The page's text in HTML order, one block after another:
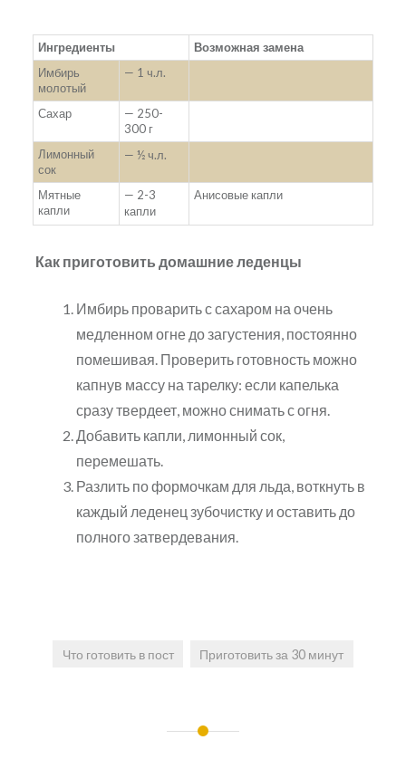
Ингредиенты
Возможная замена
Имбирь
молотый
— 1 ч.л.
Сахар
— 250-
300 г
Лимонный
сок
— ½ч.л.
Мятные
капли
— 2-3
капли
Анисовые капли
Как приготовить домашние леденцы
Имбирь проварить с сахаром на очень
медленном огне до загустения, постоянно
помешивая. Проверить готовность можно
капнув массу на тарелку: если капелька
сразу твердеет, можно снимать с огня.
Добавить капли, лимонный сок,
перемешать.
Разлить по формочкам для льда, воткнуть в
каждый леденец зубочистку и оставить до
полного затвердевания.
Что готовить в пост Приготовить за 30 минут